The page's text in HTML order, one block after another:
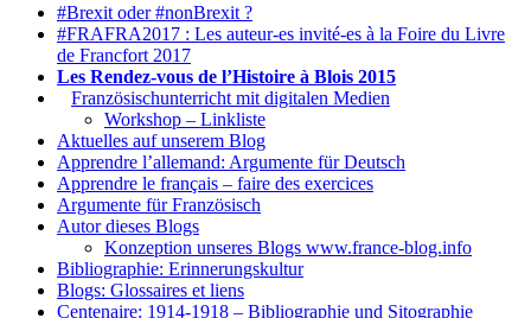
#Brexit oder #nonBrexit ?
#FRAFRA2017 : Les auteur-es invité-es à la Foire du Livre
de Francfort 2017
Les Rendez-vous de l’Histoire à Blois 2015
Französischunterricht mit digitalen Medien
Workshop – Linkliste
Aktuelles auf unserem Blog
Apprendre l’allemand: Argumente für Deutsch
Apprendre le français – faire des exercices
Argumente für Französisch
Autor dieses Blogs
Konzeption unseres Blogs www.france-blog.info
Bibliographie: Erinnerungskultur
Blogs: Glossaires et liens
Centenaire: 1914-1918 – Bibliographie und Sitographie